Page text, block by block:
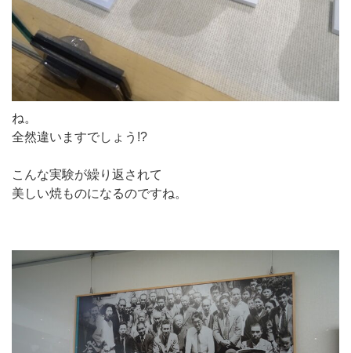
ね。
全然違いますでしょう!?
こんな実験が繰り返されて
美しい焼ものになるのですね。